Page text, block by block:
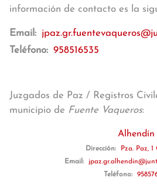
información de contacto es la
Email:
Teléfono: 958516535
Juzgados de Paz / Registros
municipio de Fuente Vaqueros:
Alhendín
Dirección:
Pza. Paz, 1
Email:
Teléfono: